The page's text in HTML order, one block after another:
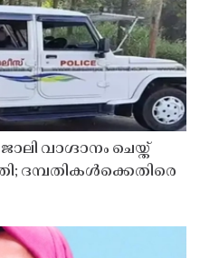
വാഗ്ദാനം ചെയ്ത്
ദമ്പതികൾക്കെതിരെ